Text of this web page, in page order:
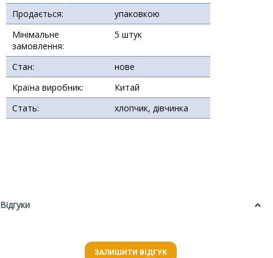
Продається:
упаковкою
Мінімальне
замовлення:
5 штук
Стан:
нове
Країна виробник:
Китай
Стать:
хлопчик, дівчинка
Відгуки
ЗАЛИШИТИ ВІДГУК